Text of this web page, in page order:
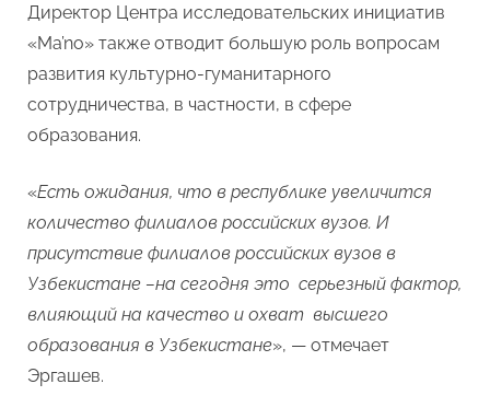
Директор Центра исследовательских инициатив
«Ma’no» также отводит большую роль вопросам
развития культурно-гуманитарного
сотрудничества, в частности, в сфере
образования.
«Есть ожидания, что в республике увеличится
количество филиалов российских вузов. И
присутствие филиалов российских вузов в
Узбекистане –на сегодня это серьезный фактор,
влияющий на качество и охват высшего
образования в Узбекистане», — отмечает
Эргашев.